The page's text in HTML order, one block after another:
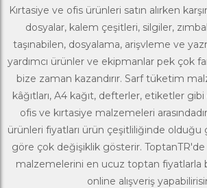
Kırtasiye ve ofis ürünleri satın alırken
dosyalar, kalem çeşitleri, silgiler,
taşınabilen, dosyalama, arişvleme ve
yardımcı ürünler ve ekipmanlar pek çok
bize zaman kazandırır. Sarf tüketim
kâğıtları, A4 kağıt, defterler, etiketler gibi
ofis ve kırtasiye malzemeleri
ürünleri fiyatları ürün çeşitliliğinde olduğu
göre çok değişiklik gösterir. ToptanTR'de
malzemelerini en ucuz toptan fiyatlarla
online alışveriş